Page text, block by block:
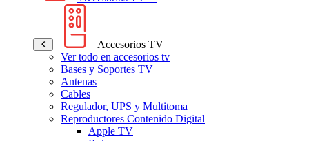
Accesorios TV
Ver todo en accesorios tv
Bases y Soportes TV
Antenas
Cables
Regulador, UPS y Multitoma
Reproductores Contenido Digital
Apple TV